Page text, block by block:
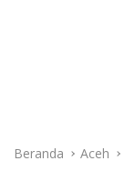
Beranda Aceh